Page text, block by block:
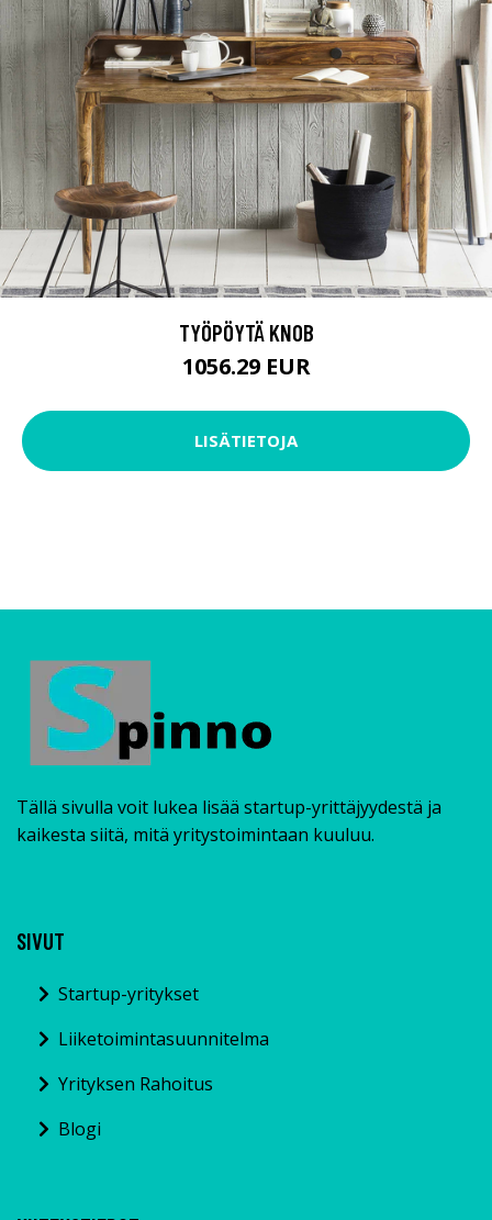
TYÖPÖYTÄ KNOB
1056.29 EUR
LISÄTIETOJA
Tällä sivulla voit lukea lisää startup-yrittäjyydestä ja
kaikesta siitä, mitä yritystoimintaan kuuluu.
SIVUT
Startup-yritykset
Liiketoimintasuunnitelma
Yrityksen Rahoitus
Blogi